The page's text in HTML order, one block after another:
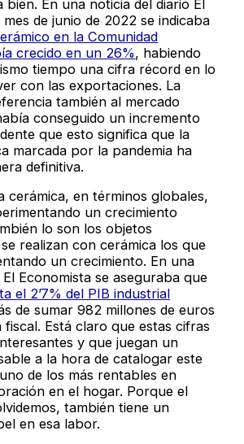
En una noticia del diario El
de junio de 2022 se indicaba
en la Comunidad
crecido en un 26%, habiendo
tiempo una cifra récord en lo
con las exportaciones. La
también al mercado
conseguido un incremento
que esto significa que la
marcada por la pandemia ha
definitiva.
cerámica, en términos globales,
un crecimiento
lo son los objetos
realizan con cerámica los que
un crecimiento. En una
Economista se aseguraba que
el 2’7% del PIB industrial
de sumar 982 millones de euros
fiscal. Está claro que estas cifras
y que juegan un
a la hora de catalogar este
de los más rentables en
en el hogar. Porque el
también tiene un
en esa labor.